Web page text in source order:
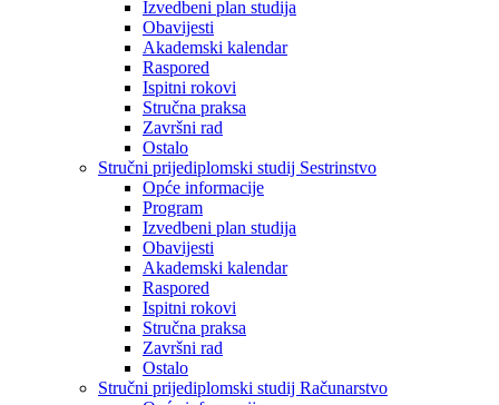
Izvedbeni plan studija
Obavijesti
Akademski kalendar
Raspored
Ispitni rokovi
Stručna praksa
Završni rad
Ostalo
Stručni prijediplomski studij Sestrinstvo
Opće informacije
Program
Izvedbeni plan studija
Obavijesti
Akademski kalendar
Raspored
Ispitni rokovi
Stručna praksa
Završni rad
Ostalo
Stručni prijediplomski studij Računarstvo